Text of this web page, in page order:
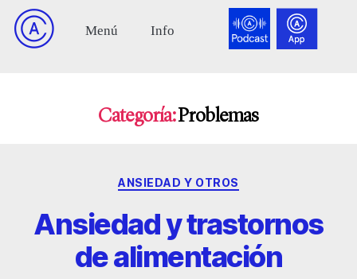
Categoría:Problemas
ANSIEDAD Y OTROS
Ansiedad y trastornos
de alimentación